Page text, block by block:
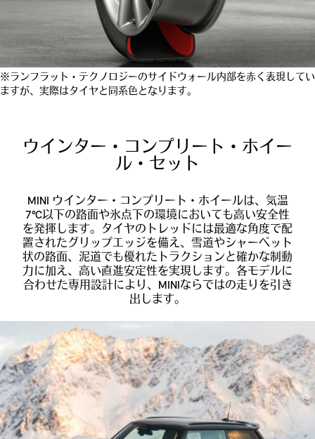
※ランフラット・テクノロジーのサイドウォール内部を赤く表現してい
ますが、実際はタイヤと同系色となります。
ウインター・コンプリート・ホイー
ル・セット
MINI ウインター・コンプリート・ホイールは、気温
7℃以下の路面や氷点下の環境においても高い安全性
を発揮します。タイヤのトレッドには最適な角度で配
置されたグリップエッジを備え、雪道やシャーベット
状の路面、泥道でも優れたトラクションと確かな制動
力に加え、高い直進安定性を実現します。各モデルに
合わせた専用設計により、MINIならではの走りを引き
出します。